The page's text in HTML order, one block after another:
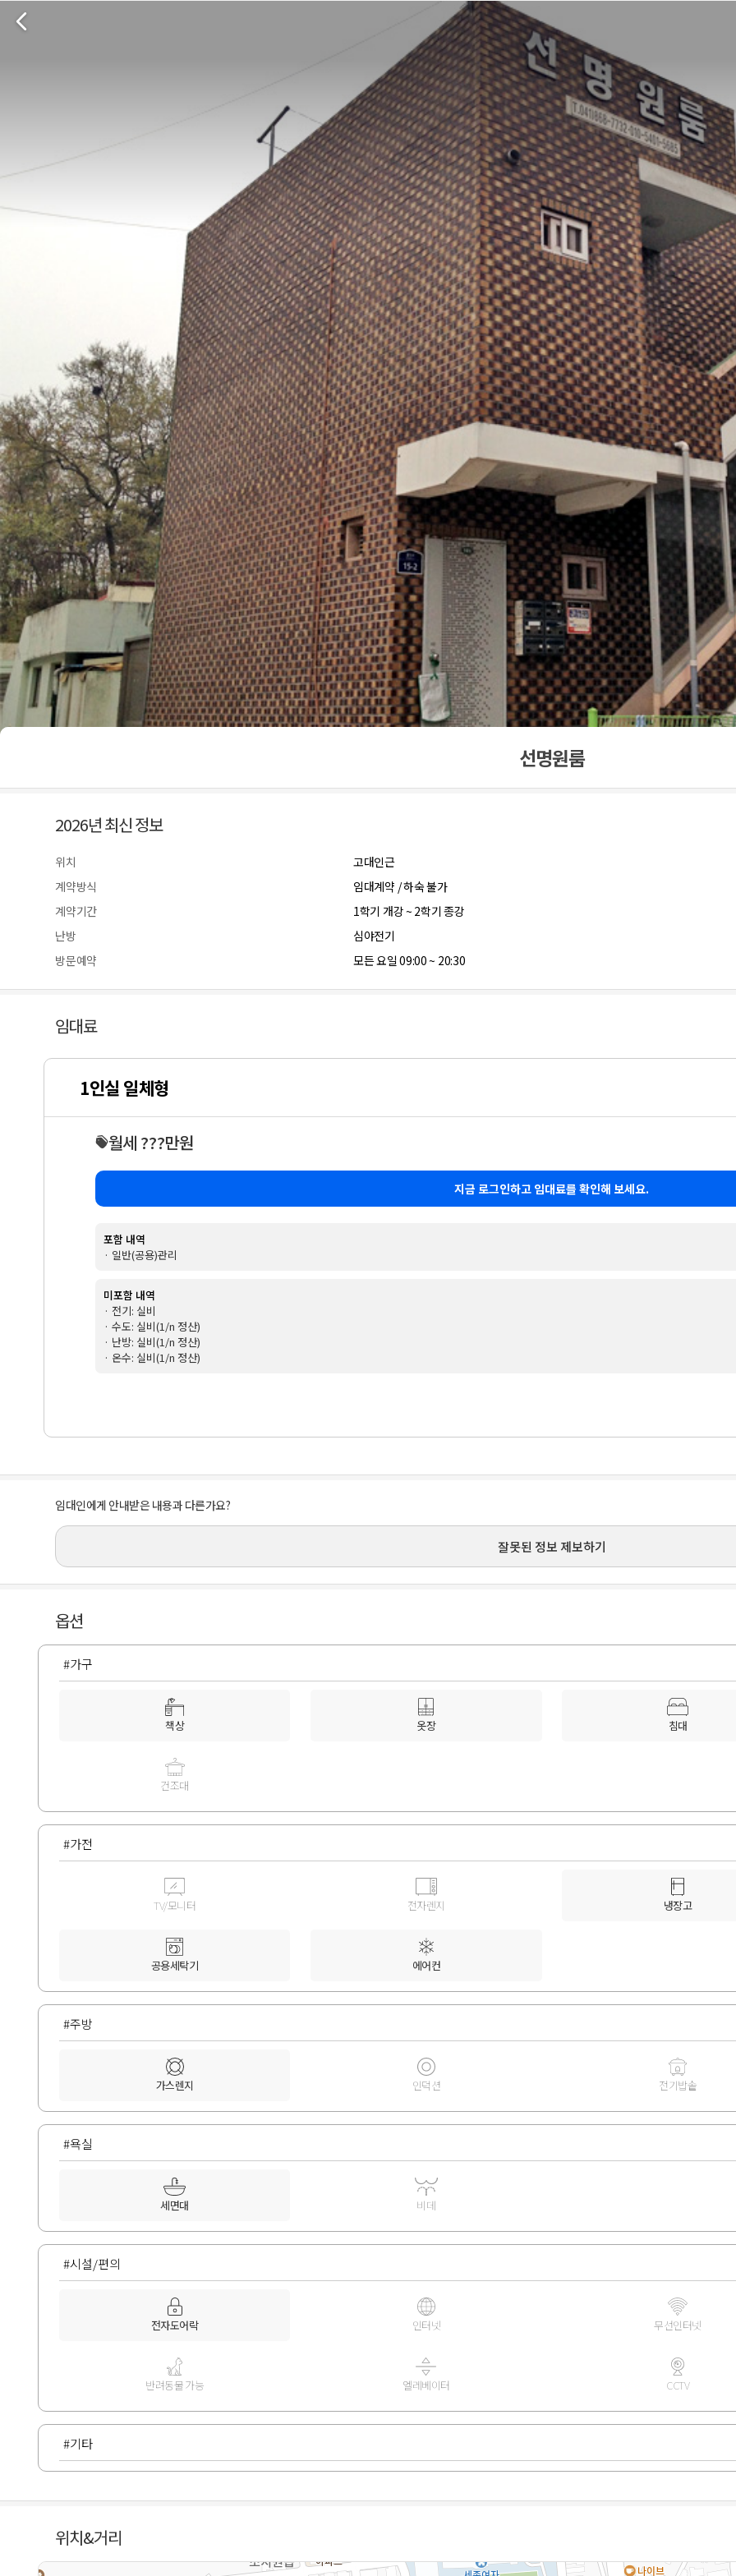
선명원룸
2026년 최신 정보
위치
고대인근
계약방식
임대계약 / 하숙 불가
계약기간
1학기 개강 ~ 2학기 종강
난방
심야전기
방문예약
모든 요일 09:00 ~ 20:30
임대료
1인실 일체형
월세 ???만원
지금 로그인하고 임대료를 확인해 보세요.
포함 내역
· 일반(공용)관리
미포함 내역
· 전기: 실비
· 수도: 실비(1/n 정산)
· 난방: 실비(1/n 정산)
· 온수: 실비(1/n 정산)
임대인에게 안내받은 내용과 다른가요?
잘못된 정보 제보하기
옵션
#가구
책상 옷장 침대
건조대
#가전
TV/모니터 전자렌지 냉장고
공용세탁기 에어컨
#주방
가스렌지 인덕션 전기밥솥
#욕실
세면대 비데
#시설/편의
전자도어락 인터넷 무선인터넷
반려동물 가능 엘레베이터 CCTV
#기타
위치&거리